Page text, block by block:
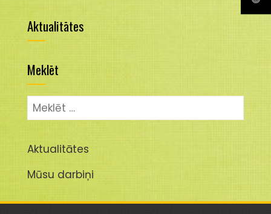
Aktualitātes
Meklēt
Meklēt:
Aktualitātes
Mūsu darbiņi